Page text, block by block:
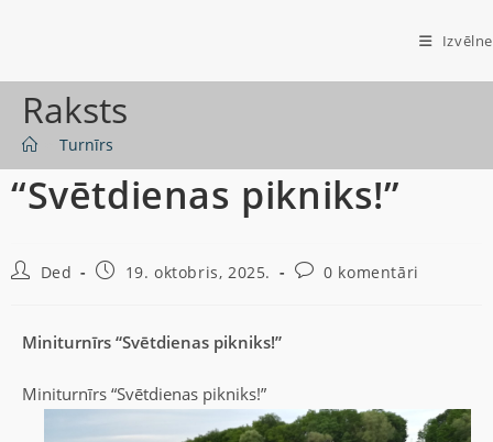
Izvēlne
Raksts
Turnīrs
“Svētdienas pikniks!”
Ded 19. oktobris, 2025. 0 komentāri
Miniturnīrs “Svētdienas pikniks!”
Miniturnīrs “Svētdienas pikniks!”